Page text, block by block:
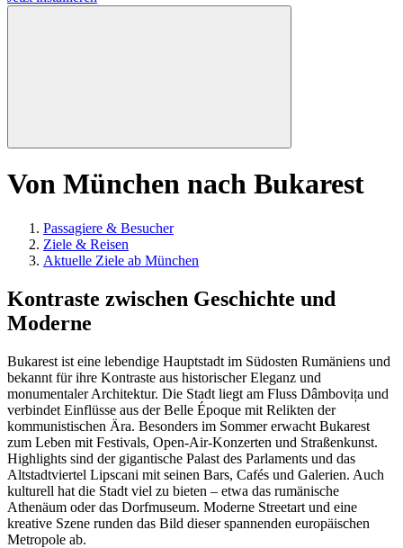
Von München nach Bukarest
Passagiere & Besucher
Ziele & Reisen
Aktuelle Ziele ab München
Kontraste zwischen Geschichte und
Moderne
Bukarest ist eine lebendige Hauptstadt im Südosten Rumäniens und
bekannt für ihre Kontraste aus historischer Eleganz und
monumentaler Architektur. Die Stadt liegt am Fluss Dâmbovița und
verbindet Einflüsse aus der Belle Époque mit Relikten der
kommunistischen Ära. Besonders im Sommer erwacht Bukarest
zum Leben mit Festivals, Open-Air-Konzerten und Straßenkunst.
Highlights sind der gigantische Palast des Parlaments und das
Altstadtviertel Lipscani mit seinen Bars, Cafés und Galerien. Auch
kulturell hat die Stadt viel zu bieten – etwa das rumänische
Athenäum oder das Dorfmuseum. Moderne Streetart und eine
kreative Szene runden das Bild dieser spannenden europäischen
Metropole ab.